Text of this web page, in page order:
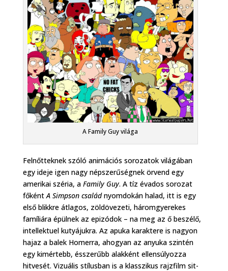
A Family Guy világa
Felnőtteknek szóló animációs sorozatok világában
egy ideje igen nagy népszerűségnek örvend egy
amerikai széria, a Family Guy. A tíz évados sorozat
főként A Simpson családnyomdokán halad, itt is egy
első blikkre átlagos, zöldövezeti, háromgyerekes
famíliára épülnek az epizódok – na meg az ő beszélő,
intellektuel kutyájukra. Az apuka karaktere is nagyon
hajaz a balek Homerra, ahogyan az anyuka szintén
egy kimértebb, ésszerűbb alakként ellensúlyozza
hitvesét. Vizuális stílusban is a klasszikus rajzfilm sit-